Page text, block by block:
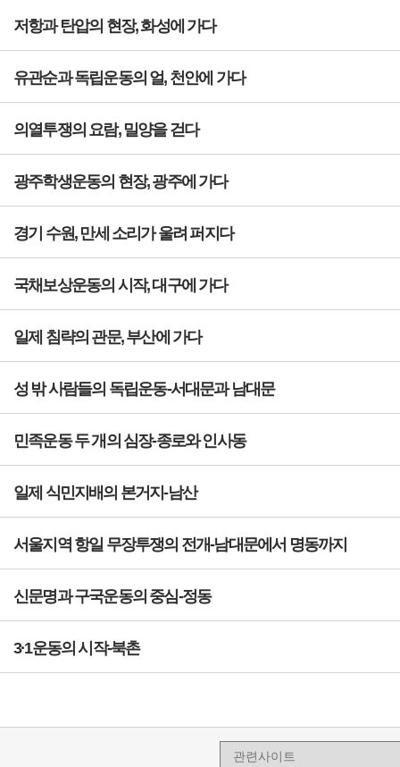
저항과 탄압의 현장, 화성에 가다
유관순과 독립운동의 얼, 천안에 가다
의열투쟁의 요람, 밀양을 걷다
광주학생운동의 현장, 광주에 가다
경기 수원, 만세 소리가 울려 퍼지다
국채보상운동의 시작, 대구에 가다
일제 침략의 관문, 부산에 가다
성 밖 사람들의 독립운동-서대문과 남대문
민족운동 두 개의 심장-종로와 인사동
일제 식민지배의 본거지-남산
서울지역 항일 무장투쟁의 전개-남대문에서 명동까지
신문명과 구국운동의 중심-정동
3·1운동의 시작-북촌